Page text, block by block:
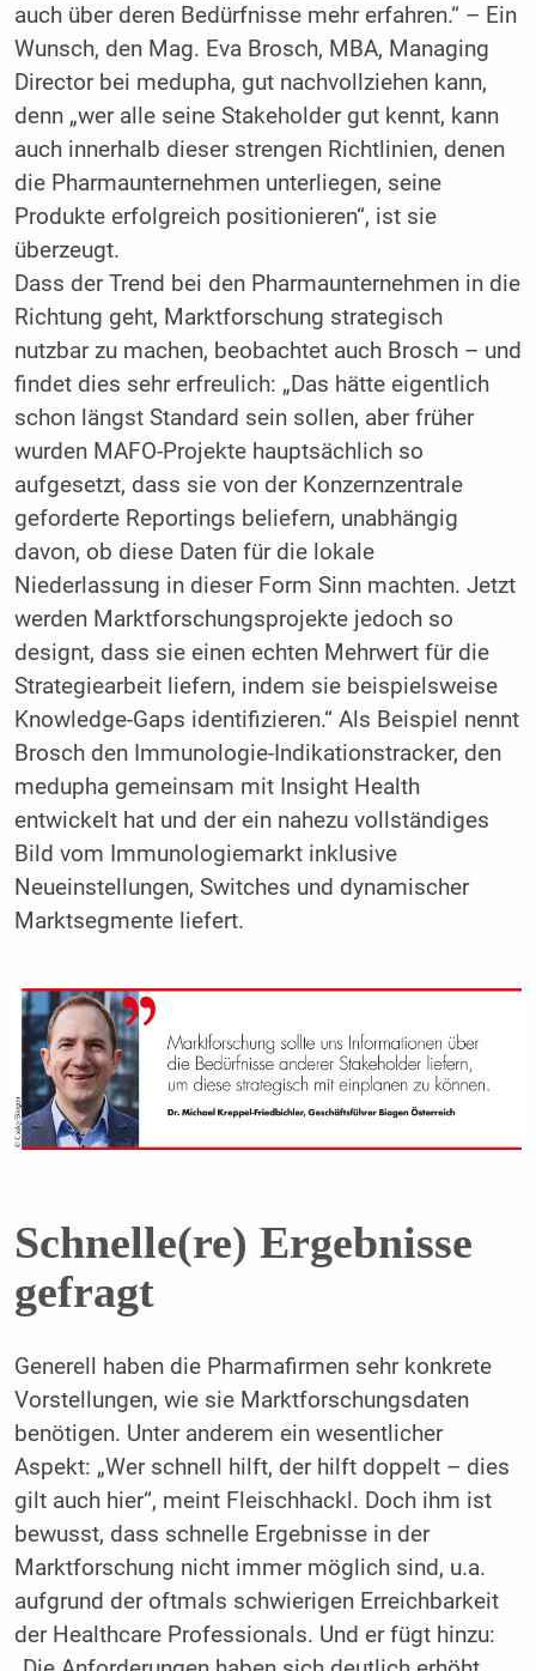
auch über deren Bedürfnisse mehr erfahren.“ – Ein
Wunsch, den Mag. Eva Brosch, MBA, Managing
Director bei medupha, gut nachvollziehen kann,
denn „wer alle seine Stakeholder gut kennt, kann
auch innerhalb dieser strengen Richtlinien, denen
die Pharmaunternehmen unterliegen, seine
Produkte erfolgreich positionieren“, ist sie
überzeugt.
Dass der Trend bei den Pharmaunternehmen in die
Richtung geht, Marktforschung strategisch
nutzbar zu machen, beobachtet auch Brosch – und
findet dies sehr erfreulich: „Das hätte eigentlich
schon längst Standard sein sollen, aber früher
wurden MAFO-Projekte hauptsächlich so
aufgesetzt, dass sie von der Konzernzentrale
geforderte Reportings beliefern, unabhängig
davon, ob diese Daten für die lokale
Niederlassung in dieser Form Sinn machten. Jetzt
werden Marktforschungsprojekte jedoch so
designt, dass sie einen echten Mehrwert für die
Strategiearbeit liefern, indem sie beispielsweise
Knowledge-Gaps identifizieren.“ Als Beispiel nennt
Brosch den Immunologie-Indikationstracker, den
medupha gemeinsam mit Insight Health
entwickelt hat und der ein nahezu vollständiges
Bild vom Immunologiemarkt inklusive
Neueinstellungen, Switches und dynamischer
Marktsegmente liefert.
Schnelle(re) Ergebnisse
gefragt
Generell haben die Pharmafirmen sehr konkrete
Vorstellungen, wie sie Marktforschungsdaten
benötigen. Unter anderem ein wesentlicher
Aspekt: „Wer schnell hilft, der hilft doppelt – dies
gilt auch hier“, meint Fleischhackl. Doch ihm ist
bewusst, dass schnelle Ergebnisse in der
Marktforschung nicht immer möglich sind, u.a.
aufgrund der oftmals schwierigen Erreichbarkeit
der Healthcare Professionals. Und er fügt hinzu: